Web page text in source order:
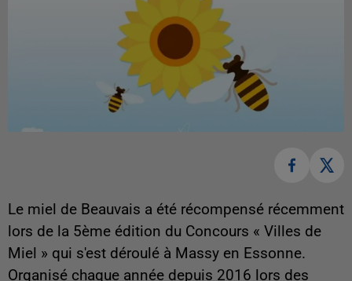
Le miel de Beauvais a été récompensé récemment
lors de la 5ème édition du Concours « Villes de
Miel » qui s'est déroulé à Massy en Essonne.
Organisé chaque année depuis 2016 lors des